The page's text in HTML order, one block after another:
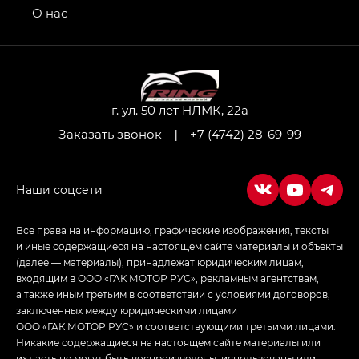
привод — GB AWD, Джи Эль Полный привод —
Джи Ти — GT, Джи Икс — GX,
Джи Икс ПРЕМИУМ — GX PREMIUM, ЛАУНЖ —
Empow — Эмпау (Empow) в комплектации
г. ул. 50 лет НЛМК, 22а
Заказать звонок
| +7 (4742) 28-69-99
О нас
Все права на информацию, графические изображения, тексты
и иные содержащиеся на настоящем сайте материалы и объекты
(далее — материалы), принадлежат юридическим лицам,
входящим в ООО «ГАК МОТОР РУС», рекламным агентствам,
а также иным третьим в соответствии с условиями договоров,
заключенных между юридическими лицами
ООО «ГАК МОТОР РУС» и соответствующими третьими лицами.
Никакие содержащиеся на настоящем сайте материалы или